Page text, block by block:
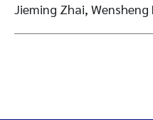
Jieming Zhai, Wensheng